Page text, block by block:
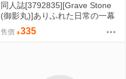
同人誌[3792835][Grave Stone
(御影丸)]ありふれた日常の一幕
(初音VOICEROID)
售價 335